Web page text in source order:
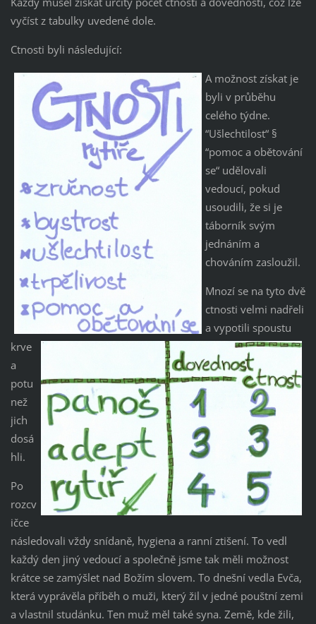
vyčíst z tabulky uvedené dole.
Ctnosti byli následující:
A možnost získat je
byli v průběhu
celého týdne.
“Ušlechtilost“ §
“pomoc a obětování
se“ udělovali
vedoucí, pokud
usoudili, že si je
táborník svým
jednáním a
chováním zasloužil.
Mnozí se na tyto dvě
ctnosti velmi nadřeli
a vypotili spoustu
krve
a
potu
než
jich
dosá
hli.
Po
rozcv
ičce
následovali vždy snídaně, hygiena a ranní ztišení. To vedl
každý den jiný vedoucí a společně jsme tak měli možnost
krátce se zamýšlet nad Božím slovem. To dnešní vedla Evča,
která vyprávěla příběh o muži, který žil v jedné pouštní zemi
a vlastnil studánku. Ten muž měl také syna. Země, kde žili,